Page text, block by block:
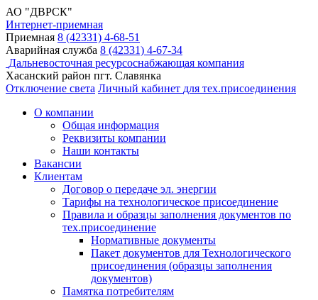
АО "ДВРСК"
Интернет-приемная
Приемная 8 (42331) 4-68-51
Аварийная служба 8 (42331) 4-67-34
Дальневосточная ресурсоснабжающая компания
Хасанский район пгт. Славянка
Отключение света Личный кабинет для тех.присоединения
О компании
Общая информация
Реквизиты компании
Наши контакты
Вакансии
Клиентам
Договор о передаче эл. энергии
Тарифы на технологическое присоединение
Правила и образцы заполнения документов по
тех.присоединение
Нормативные документы
Пакет документов для Технологического
присоединения (образцы заполнения
документов)
Памятка потребителям